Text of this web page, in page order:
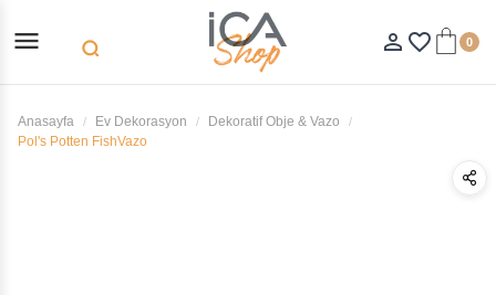
menu search person_outline favorite_border 0
Anasayfa Ev Dekorasyon
Dekoratif Obje & Vazo
Pol's Potten FishVazo